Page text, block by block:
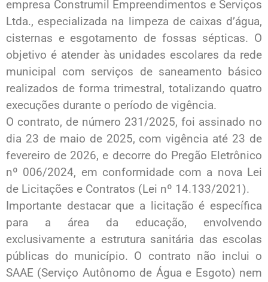
empresa Construmil Empreendimentos e Serviços
Ltda., especializada na limpeza de caixas d’água,
cisternas e esgotamento de fossas sépticas. O
objetivo é atender às unidades escolares da rede
municipal com serviços de saneamento básico
realizados de forma trimestral, totalizando quatro
execuções durante o período de vigência.
O contrato, de número 231/2025, foi assinado no
dia 23 de maio de 2025, com vigência até 23 de
fevereiro de 2026, e decorre do Pregão Eletrônico
nº 006/2024, em conformidade com a nova Lei
de Licitações e Contratos (Lei nº 14.133/2021).
Importante destacar que a licitação é específica
para a área da educação, envolvendo
exclusivamente a estrutura sanitária das escolas
públicas do município. O contrato não inclui o
SAAE (Serviço Autônomo de Água e Esgoto) nem